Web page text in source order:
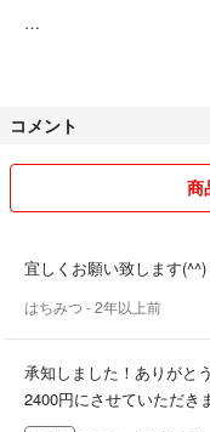
前にコメント頂けると安心
⌘ 素人検品にご理解ある
コメント
商
宜しくお願い致します(^^)
はちみつ - 2年以上前
承知しました！ありがと
2400円にさせていただき